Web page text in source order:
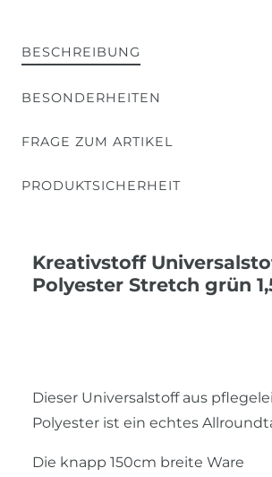
BESCHREIBUNG
BESONDERHEITEN
FRAGE ZUM ARTIKEL
PRODUKTSICHERHEIT
Kreativstoff
Polyester Stretch grün
Dieser Universalstoff aus
Polyester ist ein echtes
Die knapp 150cm breite Ware